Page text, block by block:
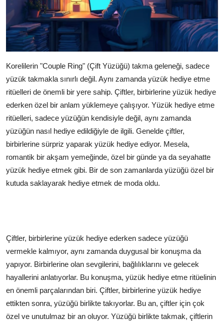
Korelilerin "Couple Ring" (Çift Yüzüğü) takma geleneği, sadece
yüzük takmakla sınırlı değil. Aynı zamanda yüzük hediye etme
ritüelleri de önemli bir yere sahip. Çiftler, birbirlerine yüzük hediye
ederken özel bir anlam yüklemeye çalışıyor. Yüzük hediye etme
ritüelleri, sadece yüzüğün kendisiyle değil, aynı zamanda
yüzüğün nasıl hediye edildiğiyle de ilgili. Genelde çiftler,
birbirlerine sürpriz yaparak yüzük hediye ediyor. Mesela,
romantik bir akşam yemeğinde, özel bir günde ya da seyahatte
yüzük hediye etmek gibi. Bir de son zamanlarda yüzüğü özel bir
kutuda saklayarak hediye etmek de moda oldu.
Çiftler, birbirlerine yüzük hediye ederken sadece yüzüğü
vermekle kalmıyor, aynı zamanda duygusal bir konuşma da
yapıyor. Birbirlerine olan sevgilerini, bağlılıklarını ve gelecek
hayallerini anlatıyorlar. Bu konuşma, yüzük hediye etme ritüelinin
en önemli parçalarından biri. Çiftler, birbirlerine yüzük hediye
ettikten sonra, yüzüğü birlikte takıyorlar. Bu an, çiftler için çok
özel ve unutulmaz bir an oluyor. Yüzüğü birlikte takmak, çiftlerin